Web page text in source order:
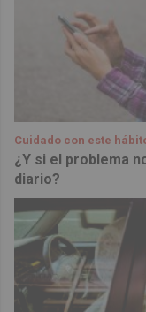
Cuidado con este
¿Y si el problema
diario?